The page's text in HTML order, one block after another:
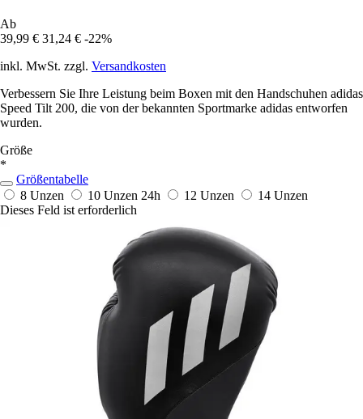
Ab
39,99 € 31,24 € -22%
inkl. MwSt. zzgl. Versandkosten
Verbessern Sie Ihre Leistung beim Boxen mit den Handschuhen adidas
Speed Tilt 200, die von der bekannten Sportmarke adidas entworfen
wurden.
Größe
*
Größentabelle
8 Unzen
10 Unzen 24h 12 Unzen
14 Unzen
Dieses Feld ist erforderlich